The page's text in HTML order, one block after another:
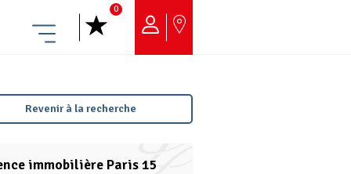
0
Revenir à la recherche
immobilière Paris 15